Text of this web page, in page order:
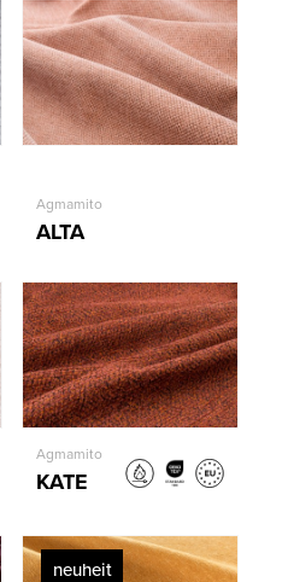
Agmamito
ALTA
Agmamito
KATE
neuheit